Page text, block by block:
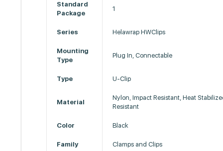
Standard
Package
1
Series Helawrap HWClips
Mounting
Type
Plug In, Connectable
Type U-Clip
Material
Nylon, Impact Resistant, Heat
Resistant
Color Black
Family Clamps and Clips